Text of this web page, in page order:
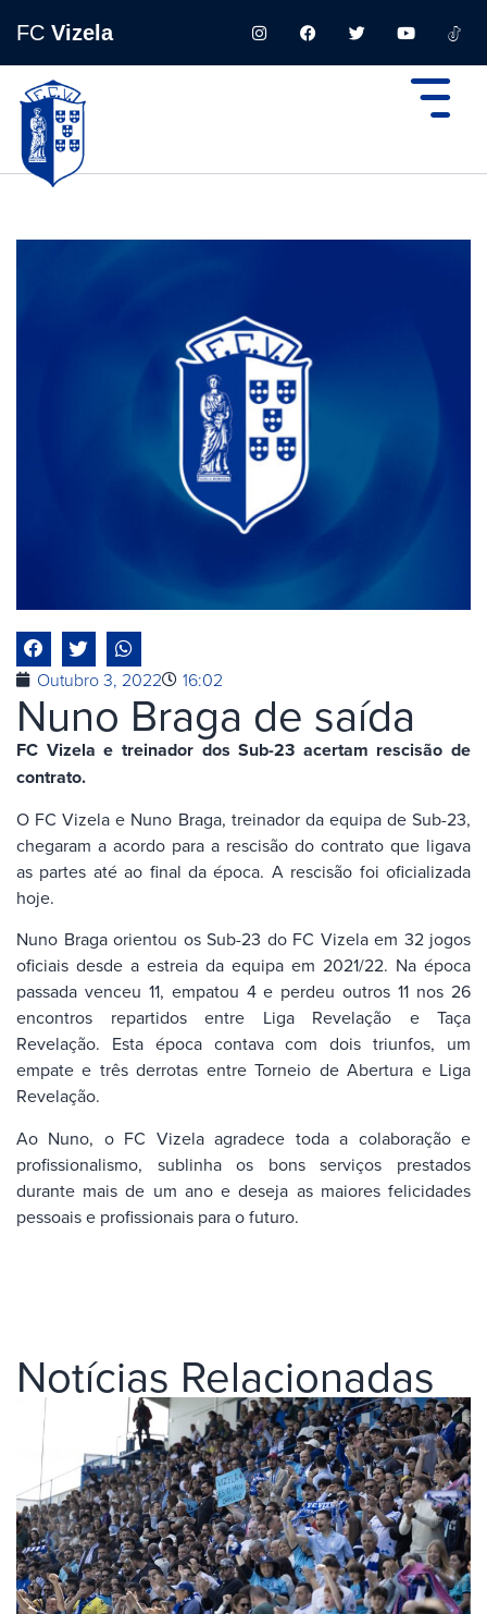
FC Vizela
Outubro 3, 2022 16:02
Nuno Braga de saída
FC Vizela e treinador dos Sub-23 acertam rescisão de
contrato.
O FC Vizela e Nuno Braga, treinador da equipa de Sub-23,
chegaram a acordo para a rescisão do contrato que ligava
as partes até ao final da época. A rescisão foi oficializada
hoje.
Nuno Braga orientou os Sub-23 do FC Vizela em 32 jogos
oficiais desde a estreia da equipa em 2021/22. Na época
passada venceu 11, empatou 4 e perdeu outros 11 nos 26
encontros repartidos entre Liga Revelação e Taça
Revelação. Esta época contava com dois triunfos, um
empate e três derrotas entre Torneio de Abertura e Liga
Revelação.
Ao Nuno, o FC Vizela agradece toda a colaboração e
profissionalismo, sublinha os bons serviços prestados
durante mais de um ano e deseja as maiores felicidades
pessoais e profissionais para o futuro.
Notícias Relacionadas